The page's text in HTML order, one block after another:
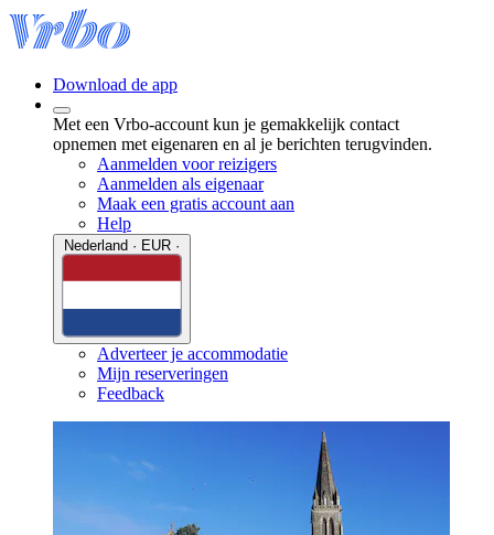
Download de app
Met een Vrbo-account kun je gemakkelijk contact
opnemen met eigenaren en al je berichten terugvinden.
Aanmelden voor reizigers
Aanmelden als eigenaar
Maak een gratis account aan
Help
Adverteer je accommodatie
Mijn reserveringen
Feedback